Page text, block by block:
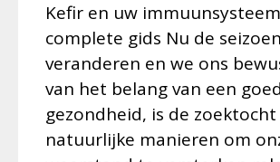
Kefir en uw
complete gids Nu de
veranderen en we ons
van het belang van een
gezondheid, is de
natuurlijke manieren om